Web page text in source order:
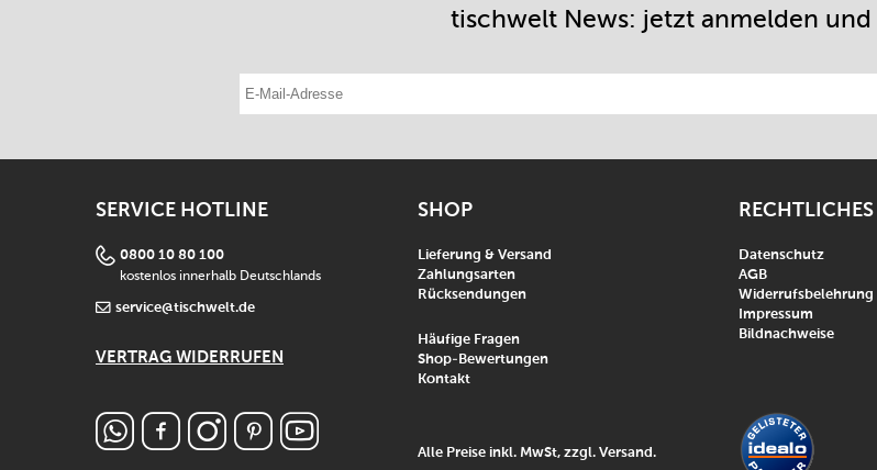
tischwelt News: jetzt anmelden und
SERVICE HOTLINE
0800 10 80 100
kostenlos innerhalb Deutschlands
service@tischwelt.de
VERTRAG WIDERRUFEN
SHOP
Lieferung & Versand
Zahlungsarten
Rücksendungen
Häufige Fragen
Shop-Bewertungen
Kontakt
Alle Preise inkl. MwSt, zzgl. Versand.
RECHTLICHES
Datenschutz
AGB
Widerrufsbelehrung
Impressum
Bildnachweise